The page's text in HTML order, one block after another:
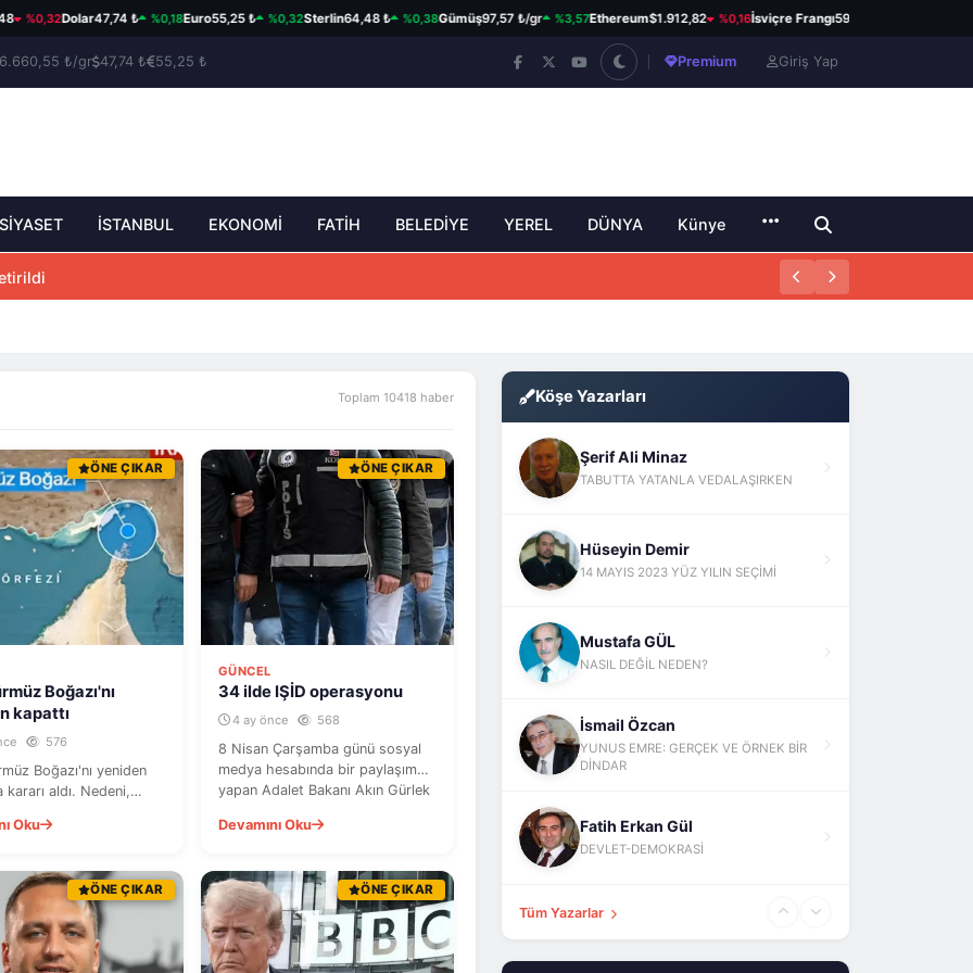
Dolar47,74 ₺ %0,18Euro55,25 ₺ %0,32Sterlin64,48 ₺ %0,38Gümüş97,57 ₺/gr %3,57Ethereum$1.912,82 %0,16İsviçre Frangı59,12 ₺
6.660,55 ₺/gr 47,74 ₺ 55,25 ₺ Premium Giriş Yap
SİYASET İSTANBUL EKONOMİ FATİH BELEDİYE YEREL DÜNYA Künye
Toplam 10418 haber
ÖNE ÇIKAR
Boğazı'nı
kapattı
576
Boğazı'nı yeniden
kararı aldı. Nedeni,
Bu gelişme, b...
Oku
ÖNE ÇIKAR
GÜNCEL
34 ilde IŞİD operasyonu
4 ay önce 568
8 Nisan Çarşamba günü sosyal
medya hesabında bir paylaşım
yapan Adalet Bakanı Akın Gürlek
Devamını Oku
ÖNE ÇIKAR ÖNE ÇIKAR
Köşe Yazarları
Şerif Ali Minaz
TABUTTA YATANLA VEDALAŞIRKEN
Hüseyin Demir
14 MAYIS 2023 YÜZ YILIN SEÇİMİ
Mustafa GÜL
NASIL DEĞİL NEDEN?
İsmail Özcan
YUNUS EMRE: GERÇEK VE ÖRNEK BİR
DİNDAR
Fatih Erkan Gül
DEVLET-DEMOKRASİ
Tüm Yazarlar